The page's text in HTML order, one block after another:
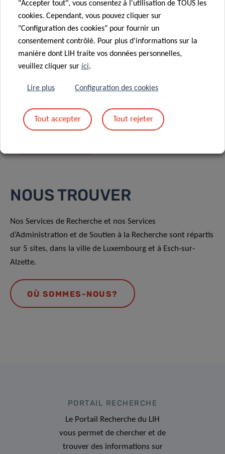
En envoyant votre message, vous acceptez
NOUS TROUVER
Nos Services de Recherche et nos Services
d’Administration et de Soutien à la Recherche sont répartis
sur 5 sites, dans la ville de Luxembourg et à Esch-sur-
Alzette.
OÙ SOMMES-NOUS?
PORTAIL RECHERCHE
Le Portail Recherche du LIH
vous permet de chercher et de
trouver des informations sur
"Accepter tout", vous consentez à l'utilisation de TOUS les
cookies. Cependant, vous pouvez cliquer sur
"Configuration des cookies" pour fournir un
consentement contrôlé. Pour plus d'informations sur la
manière dont LIH traite vos données personnelles,
veuillez cliquer sur ici.
Lire plus Configuration des cookies
Tout accepter Tout rejeter